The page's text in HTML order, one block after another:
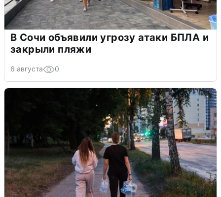
В Сочи объявили угрозу атаки БПЛА и
закрыли пляжи
6 августа 0